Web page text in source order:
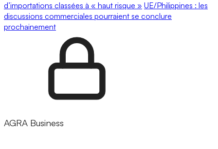
d’importations classées à « haut risque » UE/Philippines : les
discussions commerciales pourraient se conclure
prochainement
AGRA Business